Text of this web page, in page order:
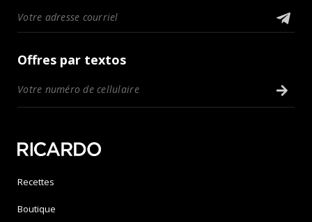
Offres par textos
Recettes
Boutique